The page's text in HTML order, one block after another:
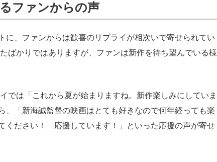
ファンからの声
、ファンからは歓喜のリプライが相次いで寄せられてい
ばかりではありますが、ファンは新作を待ち望んでいる様
は「これから夏が始まりますね。新作楽しみにしていま
、「新海誠監督の映画はとても好きなので何年経っても楽
ください！ 応援しています！」といった応援の声が寄せ